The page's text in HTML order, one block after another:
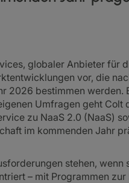
globaler Anbieter für
vor, die
2026 bestimmen werden.
Umfragen geht Colt
zu NaaS 2.0 (NaaS)
im kommenden Jahr
stehen, wenn
– mit Programmen